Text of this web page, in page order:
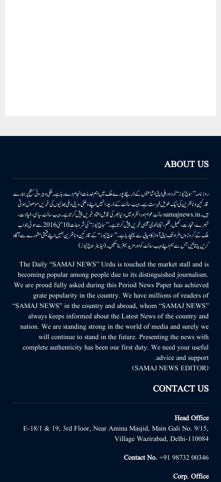
ABOUT US
روزنامہ ’’سماج نیوز‘‘ اُردو دہلی اپنی اشاعتوں کے ذریعے پورے ملک میں اہم خدمات انجام دے رہا ہے۔ ملکی وبیرونی سطح پر ہمارے
قارئین وناظرین کی ایک طویل فہرست ہے۔ ویب سائٹ کے ذریعہ انہیں اپنے وطنی، دینی وملی بھائیوں کی خبریں موصول ہوتی
ہیں۔samajnews.inسائٹ عوام اور انفراد میں دنیا بھر کی قابل اعتماد خبریں پیش کرتا ہے۔ ویب سائٹ سیاسی، خیالات،
تبصرے، تجارت، کھیل، فلم، ٹیکنالوجی جیسی خبریں پیش کرتا ہے۔ ’’سماج نیوز‘‘ کی شروعات 10مئی 2016 سے ہوئی جو اب
ملک کے کروڑوں افراد تک اپنی آواز کامیابی سے پہنچا رہا ہے۔ ’’سماج نیوز‘‘ کے قارئین وناظرین ہمیں اپنے قیمتی مشورے سے آگاہ
کریں یا بتائیں جس سے ہم اپنے ویب سائٹ کو اور مزید بہتر بناسکیں۔ (ایڈیٹر سماج نیوز)
The Daily “SAMAJ NEWS” Urdu is touched the market stall and is
becoming popular among people due to its distinguished journalism.
We are proud fully asked during this Period News Paper has achieved
grate popularity in the country. We have millions of readers of
“SAMAJ NEWS” in the country and abroad, whom “SAMAJ NEWS”
always keeps informed about the Latest News of the country and
nation. We are standing strong in the world of media and surely we
will continue to stand in the future. Presenting the news with
complete authenticity has been our first duty. We need your useful
advice and support.
(SAMAJ NEWS EDITOR)
CONTACT US
Head Office
E-18/1 & 19, 3rd Floor, Near Amina Masjid, Main Gali No. 9/15,
Village Wazirabad, Delhi-110084
Contact No. +91 98732 00346
Corp. Office